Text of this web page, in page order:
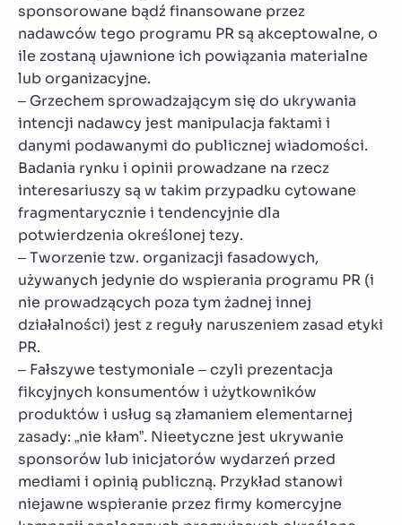
sponsorowane bądź finansowane przez
nadawców tego programu PR są akceptowalne, o
ile zostaną ujawnione ich powiązania materialne
lub organizacyjne.
– Grzechem sprowadzającym się do ukrywania
intencji nadawcy jest manipulacja faktami i
danymi podawanymi do publicznej wiadomości.
Badania rynku i opinii prowadzane na rzecz
interesariuszy są w takim przypadku cytowane
fragmentarycznie i tendencyjnie dla
potwierdzenia określonej tezy.
– Tworzenie tzw. organizacji fasadowych,
używanych jedynie do wspierania programu PR (i
nie prowadzących poza tym żadnej innej
działalności) jest z reguły naruszeniem zasad etyki
PR.
– Fałszywe testymoniale – czyli prezentacja
fikcyjnych konsumentów i użytkowników
produktów i usług są złamaniem elementarnej
zasady: „nie kłam”. Nieetyczne jest ukrywanie
sponsorów lub inicjatorów wydarzeń przed
mediami i opinią publiczną. Przykład stanowi
niejawne wspieranie przez firmy komercyjne